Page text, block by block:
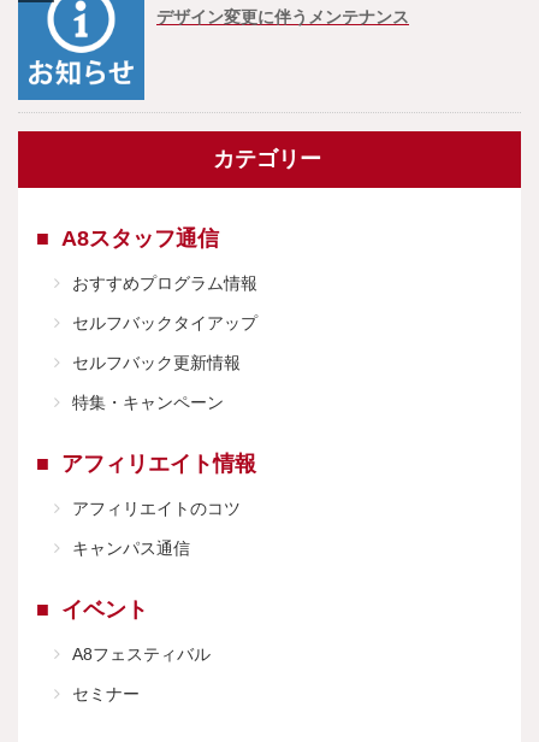
デザイン変更に伴うメンテナンス
カテゴリー
A8スタッフ通信
おすすめプログラム情報
セルフバックタイアップ
セルフバック更新情報
特集・キャンペーン
アフィリエイト情報
アフィリエイトのコツ
キャンパス通信
イベント
A8フェスティバル
セミナー